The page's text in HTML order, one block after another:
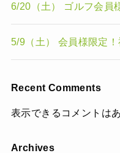
6/20（土） ゴルフ会員
5/9（土） 会員様限定
Recent Comments
表示できるコメントは
Archives